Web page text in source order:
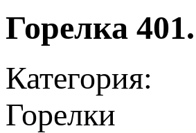
Горелка
Категория:
Горелки